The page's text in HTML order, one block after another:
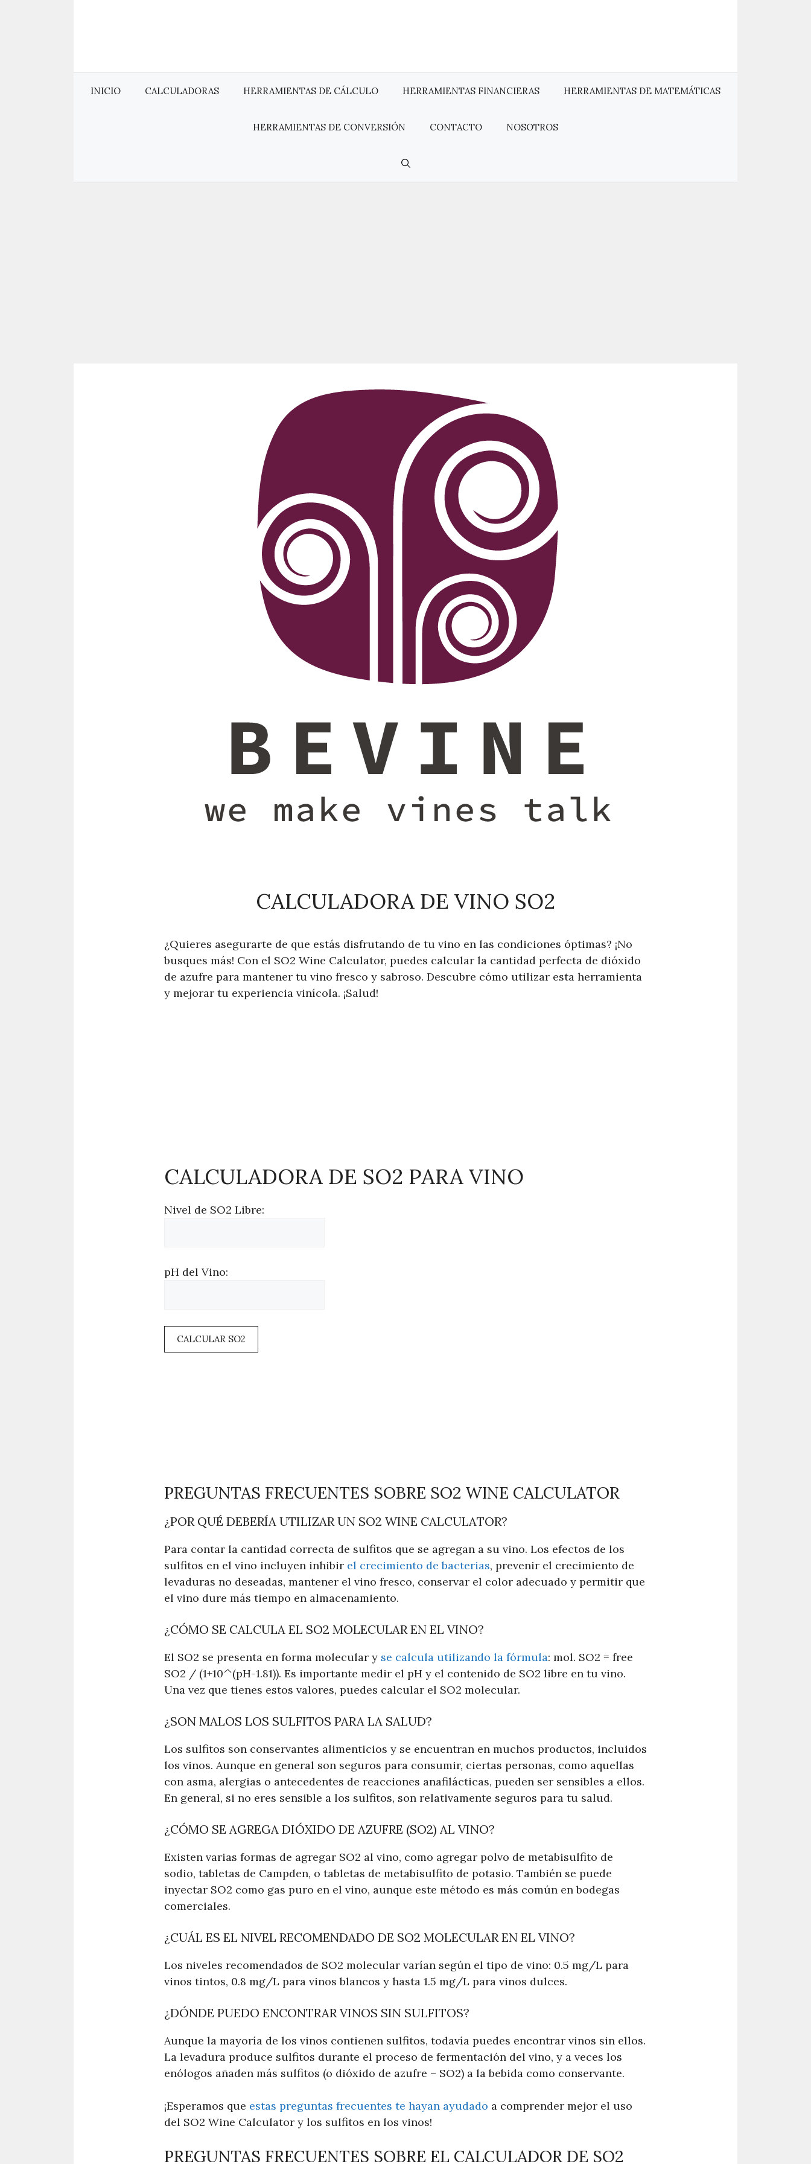
INICIO CALCULADORAS HERRAMIENTAS DE CÁLCULO HERRAMIENTAS FINANCIERAS HERRAMIENTAS DE MATEMÁTICAS
HERRAMIENTAS DE CONVERSIÓN CONTACTO NOSOTROS
CALCULADORA DE VINO SO2
¿Quieres asegurarte de que estás disfrutando de tu vino en las condiciones óptimas? ¡No
busques más! Con el SO2 Wine Calculator, puedes calcular la cantidad perfecta de dióxido
de azufre para mantener tu vino fresco y sabroso. Descubre cómo utilizar esta herramienta
y mejorar tu experiencia vinícola. ¡Salud!
CALCULADORA DE SO2 PARA VINO
Nivel de SO2 Libre:
pH del Vino:
CALCULAR SO2
PREGUNTAS FRECUENTES SOBRE SO2 WINE CALCULATOR
¿POR QUÉ DEBERÍA UTILIZAR UN SO2 WINE CALCULATOR?
Para contar la cantidad correcta de sulfitos que se agregan a su vino. Los efectos de los
sulfitos en el vino incluyen inhibir el crecimiento de bacterias, prevenir el crecimiento de
levaduras no deseadas, mantener el vino fresco, conservar el color adecuado y permitir que
el vino dure más tiempo en almacenamiento.
¿CÓMO SE CALCULA EL SO2 MOLECULAR EN EL VINO?
El SO2 se presenta en forma molecular y se calcula utilizando la fórmula: mol. SO2 = free
SO2 / (1+10^(pH-1.81)). Es importante medir el pH y el contenido de SO2 libre en tu vino.
Una vez que tienes estos valores, puedes calcular el SO2 molecular.
¿SON MALOS LOS SULFITOS PARA LA SALUD?
Los sulfitos son conservantes alimenticios y se encuentran en muchos productos, incluidos
los vinos. Aunque en general son seguros para consumir, ciertas personas, como aquellas
con asma, alergias o antecedentes de reacciones anafilácticas, pueden ser sensibles a ellos.
En general, si no eres sensible a los sulfitos, son relativamente seguros para tu salud.
¿CÓMO SE AGREGA DIÓXIDO DE AZUFRE (SO2) AL VINO?
Existen varias formas de agregar SO2 al vino, como agregar polvo de metabisulfito de
sodio, tabletas de Campden, o tabletas de metabisulfito de potasio. También se puede
inyectar SO2 como gas puro en el vino, aunque este método es más común en bodegas
comerciales.
¿CUÁL ES EL NIVEL RECOMENDADO DE SO2 MOLECULAR EN EL VINO?
Los niveles recomendados de SO2 molecular varían según el tipo de vino: 0.5 mg/L para
vinos tintos, 0.8 mg/L para vinos blancos y hasta 1.5 mg/L para vinos dulces.
¿DÓNDE PUEDO ENCONTRAR VINOS SIN SULFITOS?
Aunque la mayoría de los vinos contienen sulfitos, todavía puedes encontrar vinos sin ellos.
La levadura produce sulfitos durante el proceso de fermentación del vino, y a veces los
enólogos añaden más sulfitos (o dióxido de azufre – SO2) a la bebida como conservante.
¡Esperamos que estas preguntas frecuentes te hayan ayudado a comprender mejor el uso
del SO2 Wine Calculator y los sulfitos en los vinos!
PREGUNTAS FRECUENTES SOBRE EL CALCULADOR DE SO2